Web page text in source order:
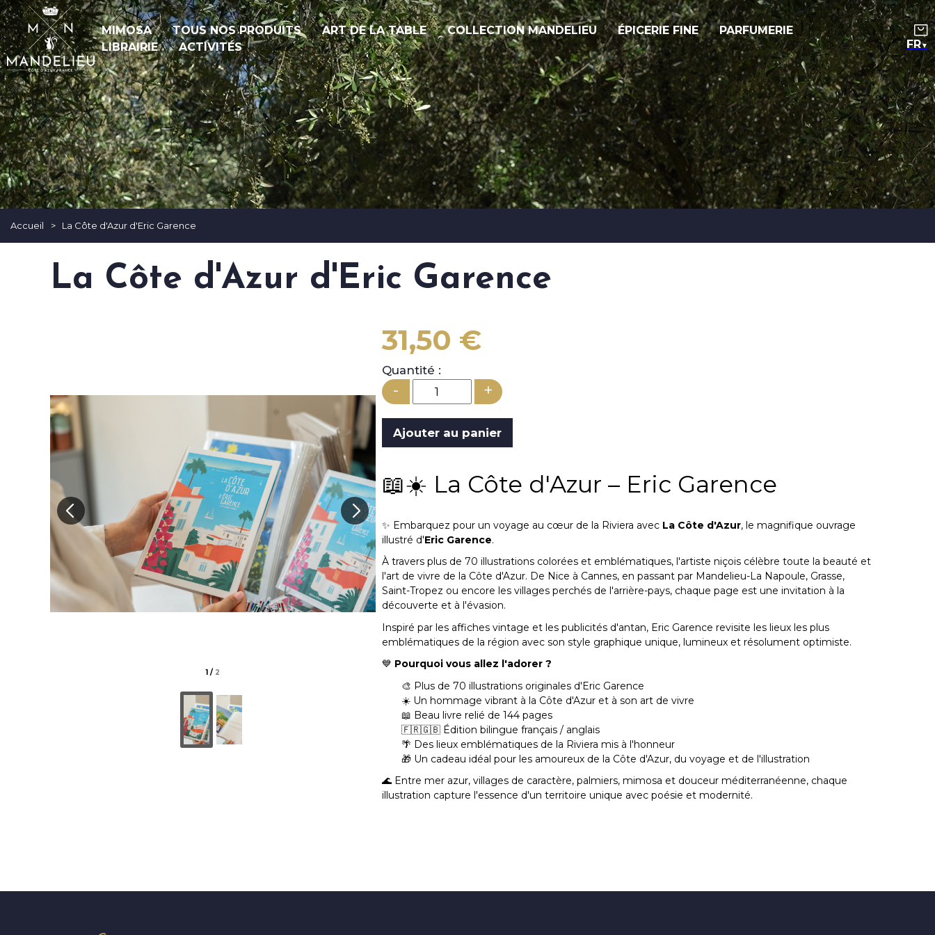
MIMOSA TOUS NOS PRODUITS ART DE LA TABLE COLLECTION MANDELIEU ÉPICERIE FINE
PARFUMERIE
LIBRAIRIE
ACTIVITÉS ▼
Accueil > La Côte d'Azur d'Eric Garence
La Côte d'Azur d'Eric Garence
1 / 2
31,50 €
Quantité :
- +
📖☀️ La Côte d'Azur – Eric Garence
✨ Embarquez pour un voyage au cœur de la Riviera avec La Côte d'Azur, le magnifique ouvrage
illustré d'Eric Garence.
À travers plus de 70 illustrations colorées et emblématiques, l'artiste niçois célèbre toute la beauté et
l'art de vivre de la Côte d'Azur. De Nice à Cannes, en passant par Mandelieu-La Napoule, Grasse,
Saint-Tropez ou encore les villages perchés de l'arrière-pays, chaque page est une invitation à la
découverte et à l'évasion.
Inspiré par les affiches vintage et les publicités d'antan, Eric Garence revisite les lieux les plus
emblématiques de la région avec son style graphique unique, lumineux et résolument optimiste.
💙 Pourquoi vous allez l'adorer ?
🎨 Plus de 70 illustrations originales d'Eric Garence
☀️ Un hommage vibrant à la Côte d'Azur et à son art de vivre
📖 Beau livre relié de 144 pages
🇫🇷🇬🇧 Édition bilingue français / anglais
🌴 Des lieux emblématiques de la Riviera mis à l'honneur
🎁 Un cadeau idéal pour les amoureux de la Côte d'Azur, du voyage et de l'illustration
🌊 Entre mer azur, villages de caractère, palmiers, mimosa et douceur méditerranéenne, chaque
illustration capture l'essence d'un territoire unique avec poésie et modernité.